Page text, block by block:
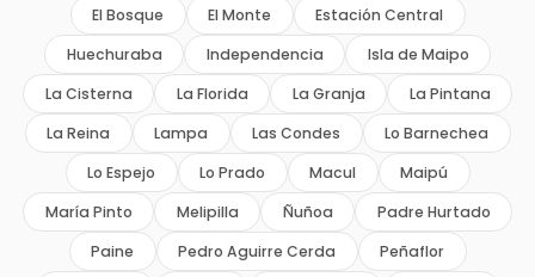
El Bosque
El Monte
Estación Central
Huechuraba
Independencia
Isla de Maipo
La Cisterna
La Florida La Granja
La Pintana
La Reina
Lampa Las Condes
Lo Barnechea
Lo Espejo
Lo Prado Macul
Maipú
María Pinto
Melipilla Ñuñoa
Padre Hurtado
Paine
Pedro Aguirre Cerda Peñaflor